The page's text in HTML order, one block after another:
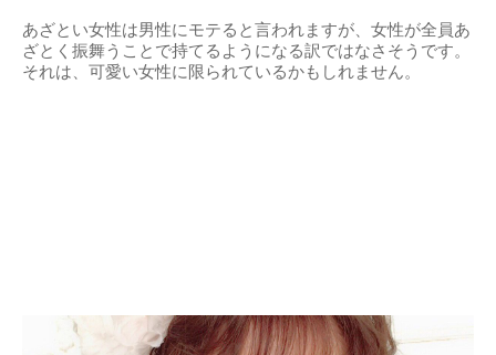
あざとい女性は男性にモテると言われますが、女性が全員あ
ざとく振舞うことで持てるようになる訳ではなさそうです。
それは、可愛い女性に限られているかもしれません。